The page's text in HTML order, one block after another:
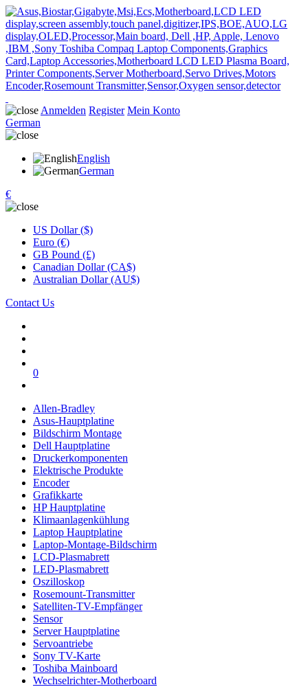
Anmelden Register Mein Konto
German
English
German
€
US Dollar ($)
Euro (€)
GB Pound (£)
Canadian Dollar (CA$)
Australian Dollar (AU$)
Contact Us
0
Allen-Bradley
Asus-Hauptplatine
Bildschirm Montage
Dell Hauptplatine
Druckerkomponenten
Elektrische Produkte
Encoder
Grafikkarte
HP Hauptplatine
Klimaanlagenkühlung
Laptop Hauptplatine
Laptop-Montage-Bildschirm
LCD-Plasmabrett
LED-Plasmabrett
Oszilloskop
Rosemount-Transmitter
Satelliten-TV-Empfänger
Sensor
Server Hauptplatine
Servoantriebe
Sony TV-Karte
Toshiba Mainboard
Wechselrichter-Motherboard